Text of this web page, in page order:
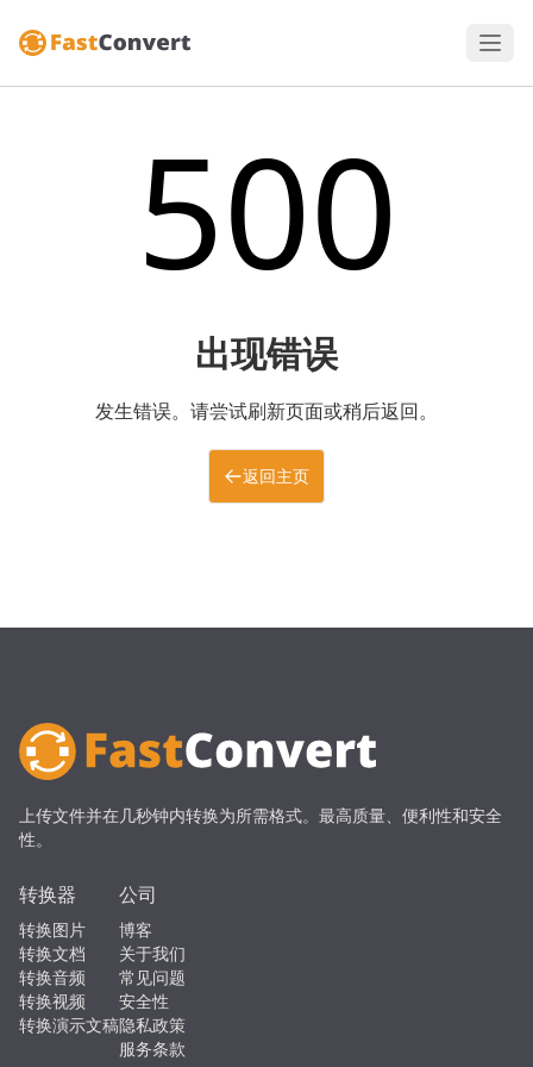
500
出现错误
发生错误。请尝试刷新页面或稍后返回。
返回主页
上传文件并在几秒钟内转换为所需格式。最高质量、便利性和安全
性。
转换器
转换图片
转换文档
转换音频
转换视频
转换演示文稿
公司
博客
关于我们
常见问题
安全性
隐私政策
服务条款